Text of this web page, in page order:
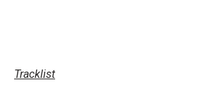
Tracklist